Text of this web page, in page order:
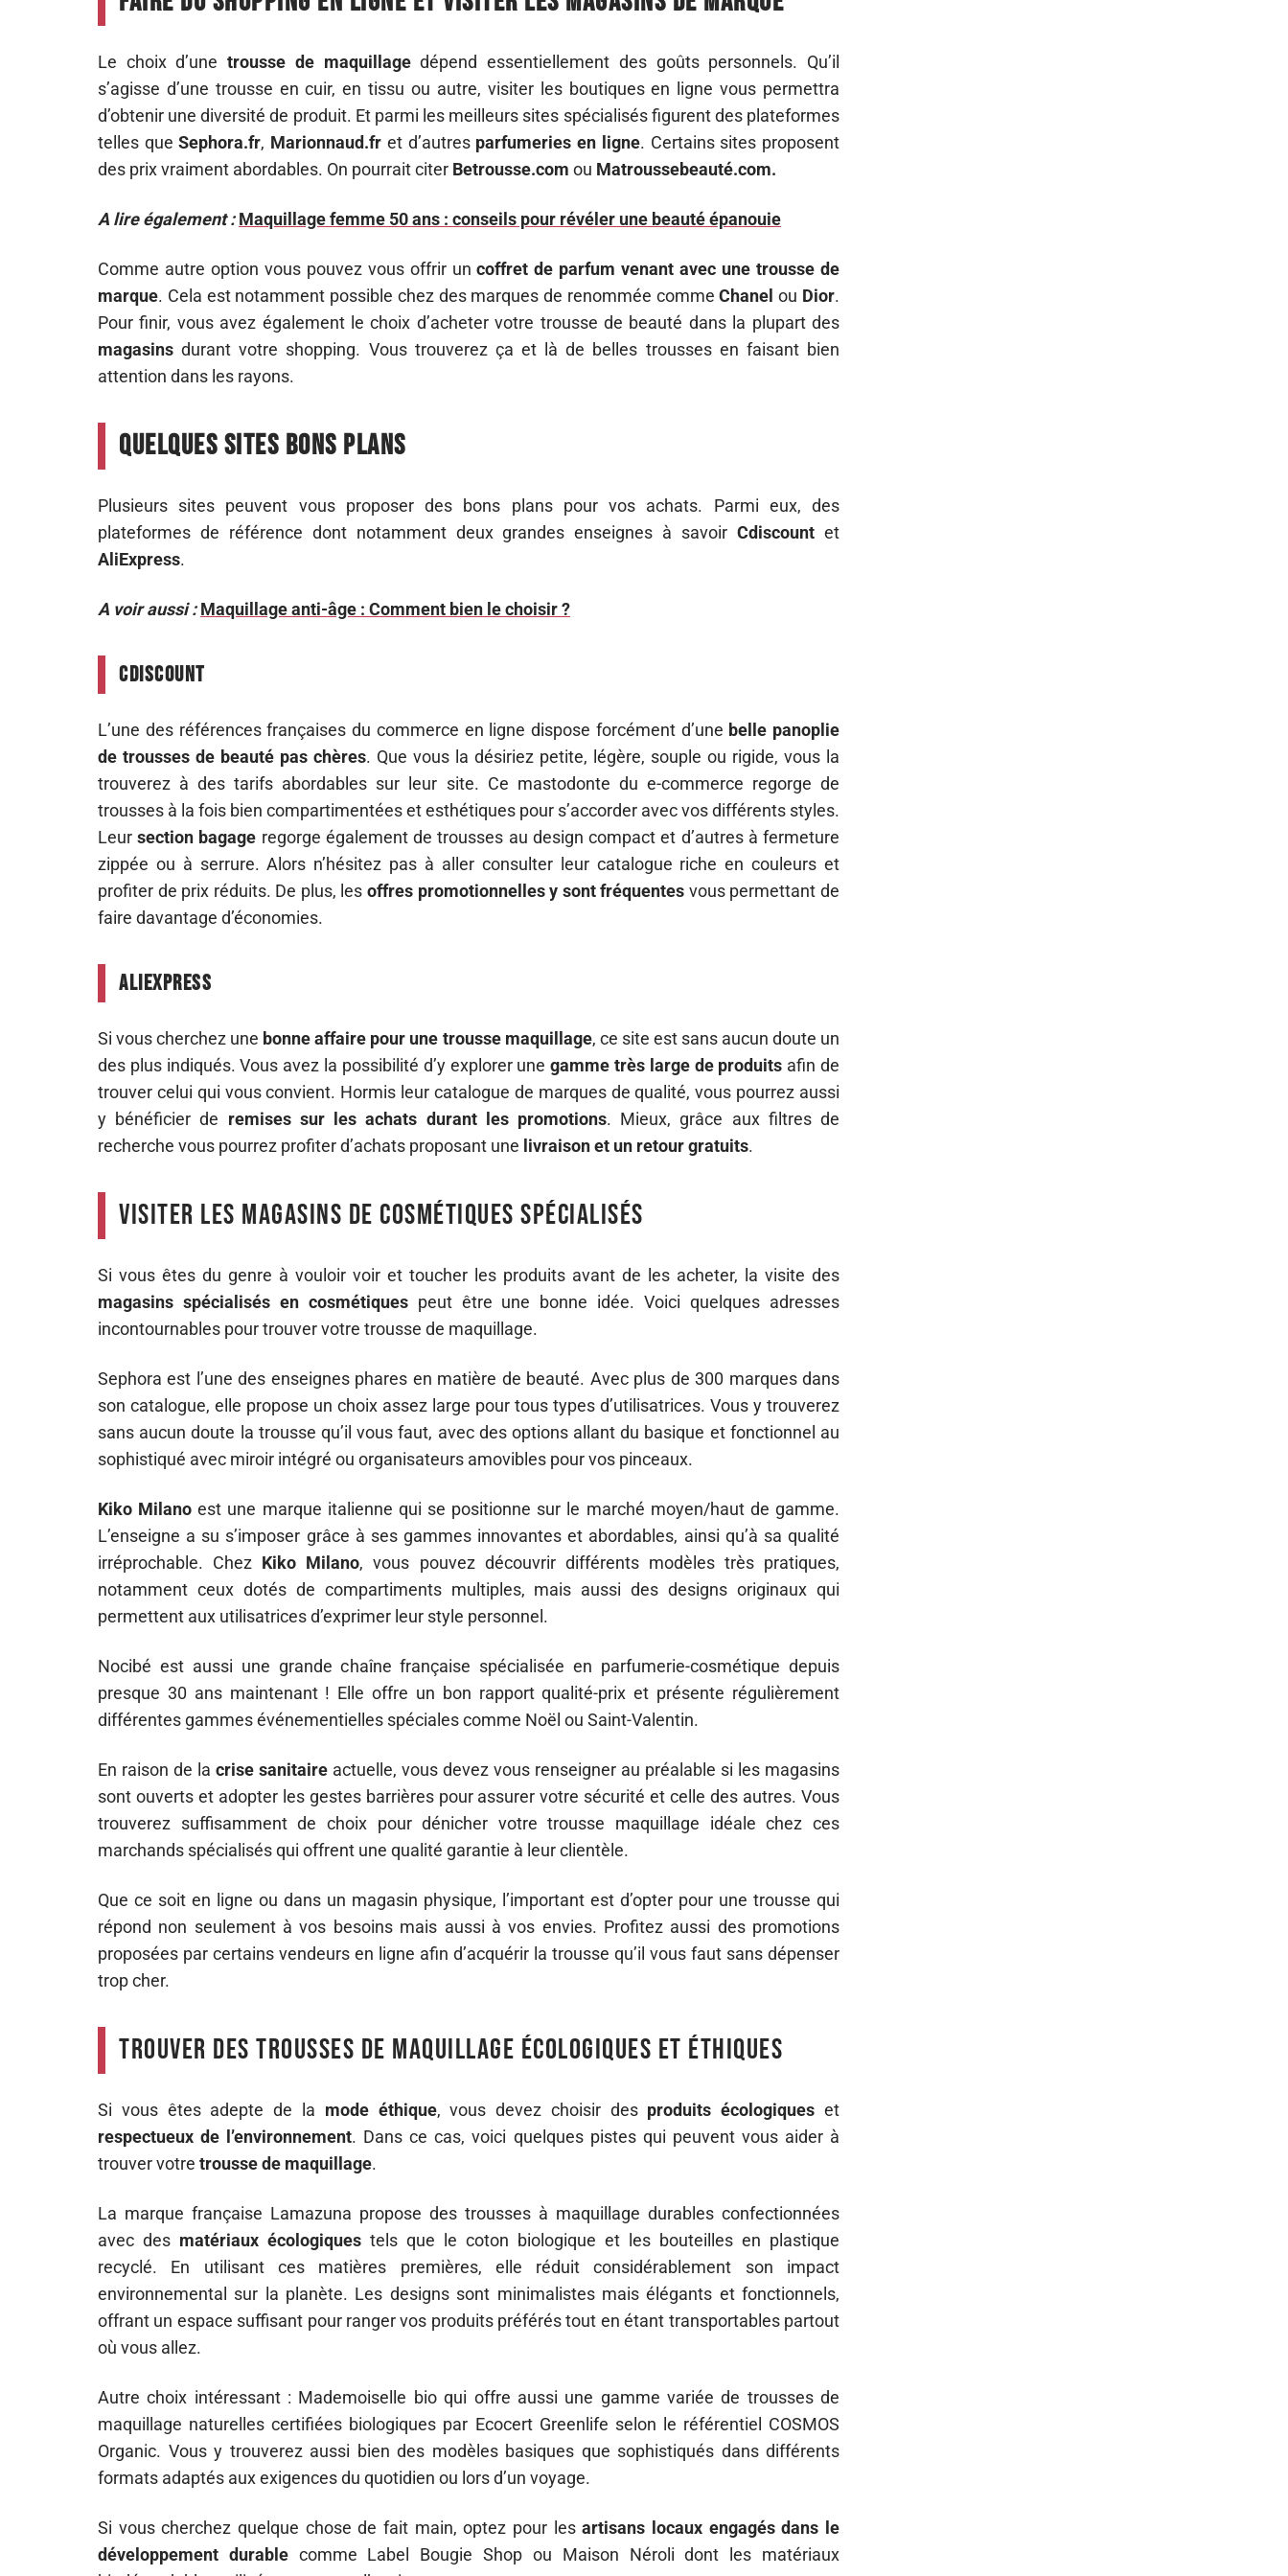
Le choix d’unetrousse de maquillagedépend essentiellement des goûts personnels. Qu’il
s’agisse d’une trousse en cuir, en tissu ou autre, visiter les boutiques en ligne vous permettra
d’obtenir une diversité de produit. Et parmi les meilleurs sites spécialisés figurent des plateformes
telles queSephora.fr, Marionnaud.fr et d’autres parfumeries en ligne. Certains sites proposent
des prix vraiment abordables. On pourrait citer Betrousse.com ou Matroussebeauté.com.
A lire également : Maquillage femme 50 ans : conseils pour révéler une beauté épanouie
Comme autre option vous pouvez vous offrir uncoffret de parfum venant avec une trousse de
marque. Cela est notamment possible chez des marques de renommée commeChanel ou Dior.
Pour finir, vous avez également le choix d’acheter votre trousse de beauté dans la plupart des
magasins durant votre shopping. Vous trouverez ça et là de belles trousses en faisant bien
attention dans les rayons.
Quelques sites bons plans
Plusieurs sites peuvent vous proposer des bons plans pour vos achats. Parmi eux, des
plateformes de référence dont notamment deux grandes enseignes à savoirCdiscount et
AliExpress.
A voir aussi : Maquillage anti-âge : Comment bien le choisir ?
Cdiscount
L’une des références françaises du commerce en ligne dispose forcément d’une belle panoplie
de trousses de beauté pas chères. Que vous la désiriez petite, légère, souple ou rigide, vous la
trouverez à des tarifs abordables sur leur site. Ce mastodonte du e-commerce regorge de
trousses à la fois bien compartimentées et esthétiques pour s’accorder avec vos différents styles.
Leursection bagage regorge également de trousses au design compact et d’autres à fermeture
zippée ou à serrure. Alors n’hésitez pas à aller consulter leur catalogue riche en couleurs et
profiter de prix réduits. De plus, les offres promotionnelles y sont fréquentes vous permettant de
faire davantage d’économies.
AliExpress
Si vous cherchez une bonne affaire pour une trousse maquillage, ce site est sans aucun doute un
des plus indiqués. Vous avez la possibilité d’y explorer unegamme très large de produits afin de
trouver celui qui vous convient. Hormis leur catalogue de marques de qualité, vous pourrez aussi
y bénéficier de remises sur les achats durant les promotions. Mieux, grâce aux filtres de
recherche vous pourrez profiter d’achats proposant une livraison et un retour gratuits.
Visiter les magasins de cosmétiques spécialisés
Si vous êtes du genre à vouloir voir et toucher les produits avant de les acheter, la visite des
magasins spécialisés en cosmétiquespeut être une bonne idée. Voici quelques adresses
incontournables pour trouver votre trousse de maquillage.
Sephora est l’une des enseignes phares en matière de beauté. Avec plus de 300 marques dans
son catalogue, elle propose un choix assez large pour tous types d’utilisatrices. Vous y trouverez
sans aucun doute la trousse qu’il vous faut, avec des options allant du basique et fonctionnel au
sophistiqué avec miroir intégré ou organisateurs amovibles pour vos pinceaux.
Kiko Milano est une marque italienne qui se positionne sur le marché moyen/haut de gamme.
L’enseigne a su s’imposer grâce à ses gammes innovantes et abordables, ainsi qu’à sa qualité
irréprochable. Chez Kiko Milano, vous pouvez découvrir différents modèles très pratiques,
notamment ceux dotés de compartiments multiples, mais aussi des designs originaux qui
permettent aux utilisatrices d’exprimer leur style personnel.
Nocibé est aussi une grande chaîne française spécialisée en parfumerie-cosmétique depuis
presque 30 ans maintenant ! Elle offre un bon rapport qualité-prix et présente régulièrement
différentes gammes événementielles spéciales comme Noël ou Saint-Valentin.
En raison de la crise sanitaire actuelle, vous devez vous renseigner au préalable si les magasins
sont ouverts et adopter les gestes barrières pour assurer votre sécurité et celle des autres. Vous
trouverez suffisamment de choix pour dénicher votre trousse maquillage idéale chez ces
marchands spécialisés qui offrent une qualité garantie à leur clientèle.
Que ce soit en ligne ou dans un magasin physique, l’important est d’opter pour une trousse qui
répond non seulement à vos besoins mais aussi à vos envies. Profitez aussi des promotions
proposées par certains vendeurs en ligne afin d’acquérir la trousse qu’il vous faut sans dépenser
trop cher.
Trouver des trousses de maquillage écologiques et éthiques
Si vous êtes adepte de la mode éthique, vous devez choisir des produits écologiques et
respectueux de l’environnement. Dans ce cas, voici quelques pistes qui peuvent vous aider à
trouver votre trousse de maquillage.
La marque française Lamazuna propose des trousses à maquillage durables confectionnées
avec des matériaux écologiques tels que le coton biologique et les bouteilles en plastique
recyclé. En utilisant ces matières premières, elle réduit considérablement son impact
environnemental sur la planète. Les designs sont minimalistes mais élégants et fonctionnels,
offrant un espace suffisant pour ranger vos produits préférés tout en étant transportables partout
où vous allez.
Autre choix intéressant : Mademoiselle bio qui offre aussi une gamme variée de trousses de
maquillage naturelles certifiées biologiques par Ecocert Greenlife selon le référentiel COSMOS
Organic. Vous y trouverez aussi bien des modèles basiques que sophistiqués dans différents
formats adaptés aux exigences du quotidien ou lors d’un voyage.
Si vous cherchez quelque chose de fait main, optez pour lesartisans locaux engagés dans le
développement durablecomme Label Bougie Shop ou Maison Néroli dont les matériaux